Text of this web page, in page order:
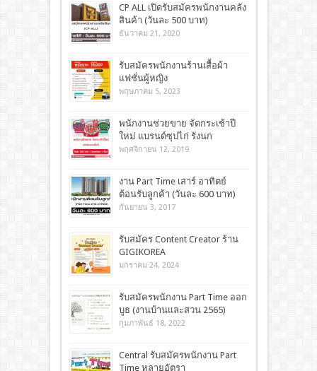
CP ALL เปิดรับสมัครพนักงานคลัง
สินค้า (วันละ 500 บาท)
ธันวาคม 21, 2020
รับสมัครพนักงานร้านเสื้อผ้า
แฟชั่นผู้หญิง
พฤษภาคม 5, 2023
พนักงานช่วยขาย จัดกระเช้าปี
ใหม่ แบรนด์ซุปไก่ รังนก
พฤศจิกายน 12, 2019
งาน Part Time เสาร์ อาทิตย์
ต้อนรับลูกค้า (วันละ 600 บาท)
กันยายน 3, 2017
รับสมัคร Content Creator ร้าน
GIGIKOREA
มกราคม 24, 2024
รับสมัครพนักงาน Part Time ออก
บูธ (งานบ้านและสวน 2565)
กุมภาพันธ์ 18, 2022
Central รับสมัครพนักงาน Part
Time หลายอัตรา